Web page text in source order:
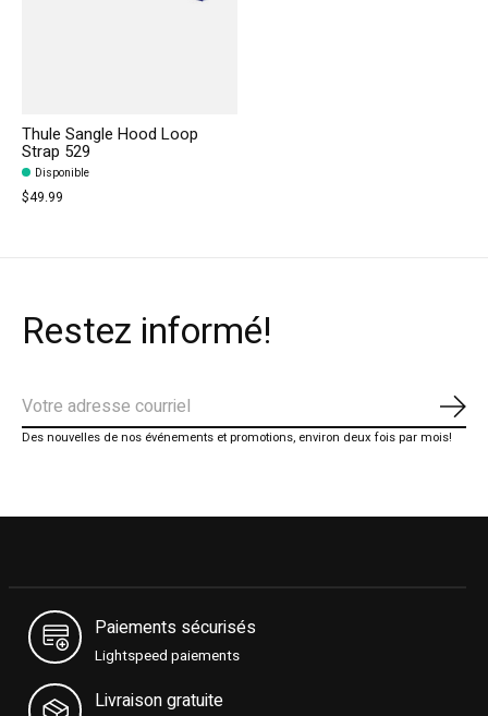
Thule Sangle Hood Loop
Strap 529
Disponible
$49.99
Restez informé!
Des nouvelles de nos événements et promotions, environ deux fois par mois!
Paiements sécurisés
Lightspeed paiements
Livraison gratuite